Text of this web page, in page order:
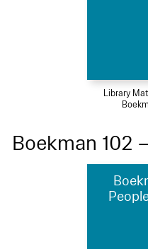
Library
Boekman 102